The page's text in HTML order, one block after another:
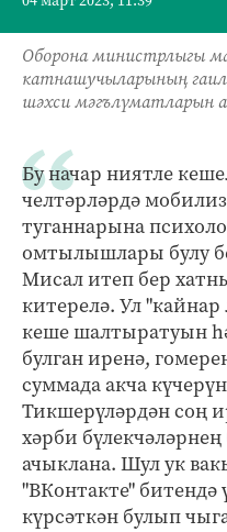
Оборона министрлыгы
катнашучыларының
шәхси мәгълүматларын
Бу начар ниятле
челтәрләрдә
туганнарына
омтылышлары булу
Мисал итеп бер
китерелә. Ул "кайнар
кеше шалтыратуын
булган иренә,
суммада акча
Тикшерүләрдән соң
хәрби
ачыклана. Шул ук
"ВКонтакте"
күрсәткән булып